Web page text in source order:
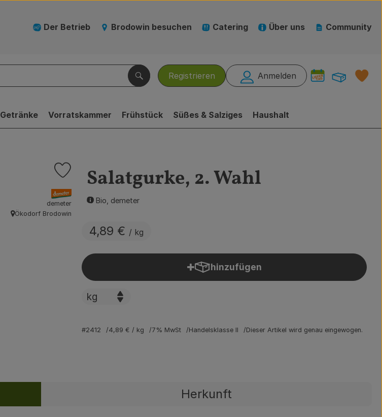
Der Betrieb Brodowin besuchen Catering Über uns Community
Registrieren Anmelden
Suchen
Getränke Vorratskammer Frühstück Süßes & Salziges Haushalt
Salatgurke, 2. Wahl
Bio, demeter
4,89 € / kg
Produkt zu Favouriten hinzufügen
, Verband:
demeter
, Herkunft:
Ökodorf Brodowin
hinzufügen
Produkt zum Warenkorb hinzufügen
#2412 4,89 € / kg 7% MwSt Handelsklasse II Dieser Artikel wird genau eingewogen.
Rezepte
Herkunft